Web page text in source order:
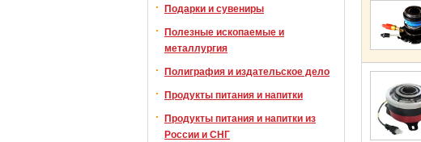
Подарки и сувениры
Полезные ископаемые и
металлургия
Полиграфия и издательское дело
Продукты питания и напитки
Продукты питания и напитки из
России и СНГ